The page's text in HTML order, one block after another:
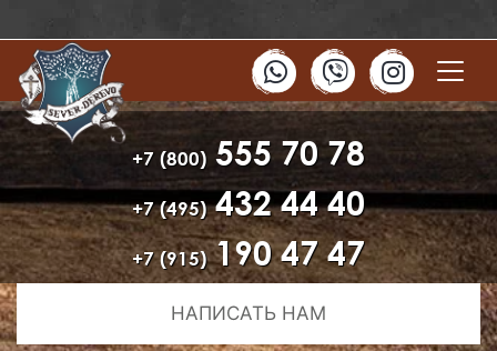
+7 (800) 555 70 78
+7 (495)432 44 40
+7 (915)190 47 47
НАПИСАТЬ НАМ